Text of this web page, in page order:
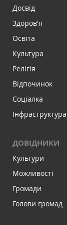
Досвід
Здоров'я
Освіта
Культура
Релігія
Відпочинок
Соціалка
Інфраструктура
ДОВІДНИКИ
Культури
Можливості
Громади
Голови громад